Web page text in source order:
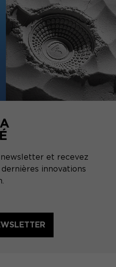
et recevez
innovations